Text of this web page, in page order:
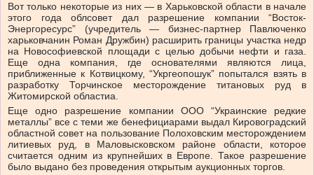
Вот только некоторые из них — в Харьковской области в начале
этого года облсовет дал разрешение компании “Восток-
Энергоресурс” (учредитель — бизнес-партнер Павлюченко
харьковчанин Роман Дружбин) расширить границы участка недр
на Новософиевской площади с целью добычи нефти и газа.
Еще одна компания, где основателями являются лица,
приближенные к Котвицкому, “Укргеопошук” попытался взять в
разработку Торчинское месторождение титановых руд в
Житомирской областиа.
Еще одно разрешение компании ООО “Украинские редкие
металлы” все с теми же бенефициарами выдал Кировоградский
областной совет на пользование Полоховским месторождением
литиевых руд, в Маловысковском районе области, которое
считается одним из крупнейших в Европе. Такое разрешение
было выдано без проведения открытым аукционных торгов.